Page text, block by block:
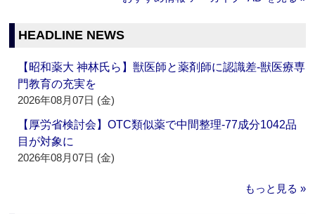
HEADLINE NEWS
【昭和薬大 神林氏ら】獣医師と薬剤師に認識差‐獣医療専
門教育の充実を
2026年08月07日 (金)
【厚労省検討会】OTC類似薬で中間整理‐77成分1042品
目が対象に
2026年08月07日 (金)
もっと見る »